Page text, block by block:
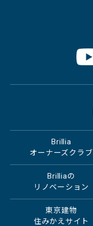
Brillia
オーナーズクラブ
Brilliaの
リノベーション
東京建物
住みかえサイト